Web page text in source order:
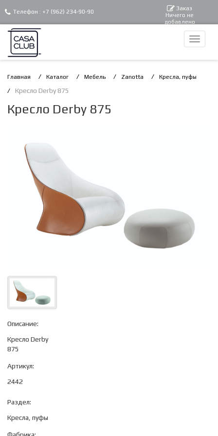
Телефон : +7 (962) 234-90-90 Заказ
Ничего не
добавлено
Главная Каталог Мебель Zanotta Кресла, пуфы
Кресло Derby 875
Кресло Derby 875
Описание:
Кресло Derby
875
Артикул:
2442
Раздел:
Кресла, пуфы